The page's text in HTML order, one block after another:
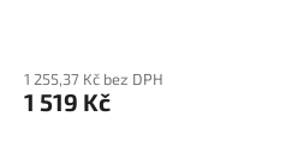
1 255,37 Kč bez DPH
1 519 Kč